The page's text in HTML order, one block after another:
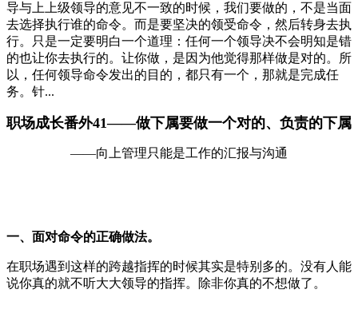
导与上上级领导的意见不一致的时候，我们要做的，不是当面
去选择执行谁的命令。而是要坚决的领受命令，然后转身去执
行。只是一定要明白一个道理：任何一个领导决不会明知是错
的也让你去执行的。让你做，是因为他觉得那样做是对的。所
以，任何领导命令发出的目的，都只有一个，那就是完成任
务。针...
职场成长番外41——做下属要做一个对的、负责的下属
——向上管理只能是工作的汇报与沟通
一、面对命令的正确做法。
在职场遇到这样的跨越指挥的时候其实是特别多的。没有人能
说你真的就不听大大领导的指挥。除非你真的不想做了。